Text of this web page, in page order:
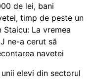
de lei, bani
timp de peste un
La vremea
ne-a cerut să
navetei
elevi din sectorul